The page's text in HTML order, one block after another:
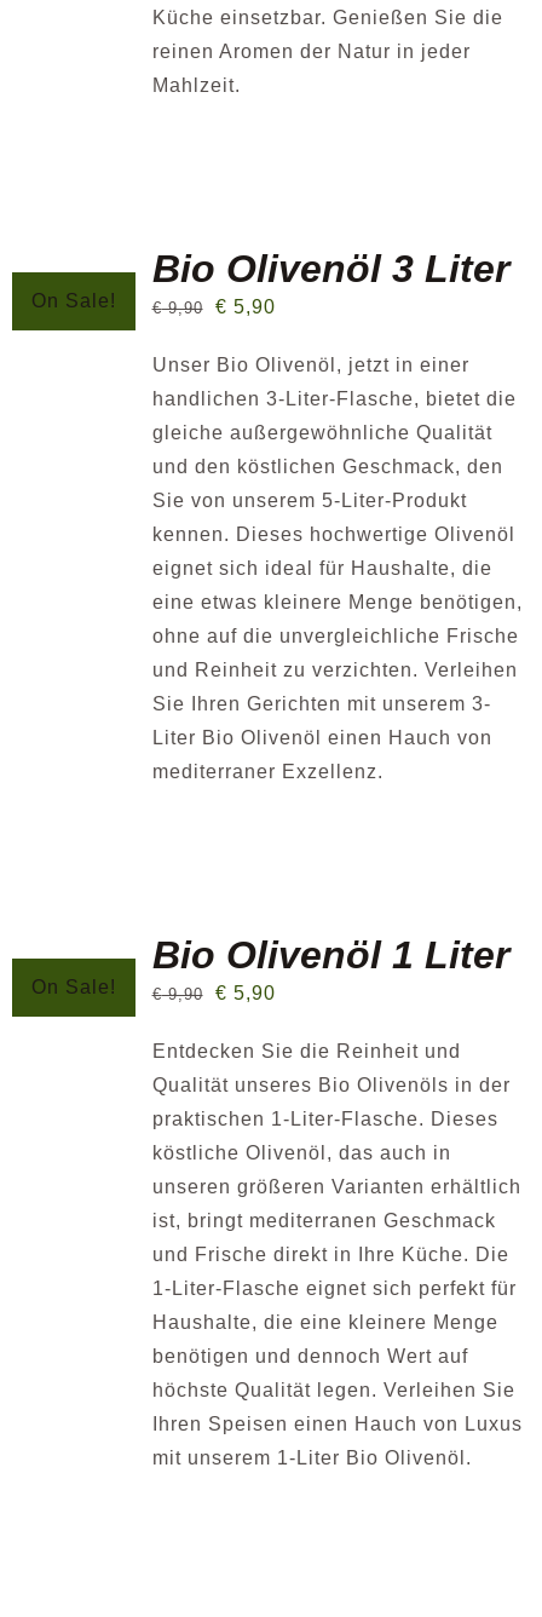
Küche einsetzbar. Genießen Sie die
reinen Aromen der Natur in jeder
Mahlzeit.
On Sale!
Bio Olivenöl 3 Liter
€9,90 € 5,90
Unser Bio Olivenöl, jetzt in einer
handlichen 3-Liter-Flasche, bietet die
gleiche außergewöhnliche Qualität
und den köstlichen Geschmack, den
Sie von unserem 5-Liter-Produkt
kennen. Dieses hochwertige Olivenöl
eignet sich ideal für Haushalte, die
eine etwas kleinere Menge benötigen,
ohne auf die unvergleichliche Frische
und Reinheit zu verzichten. Verleihen
Sie Ihren Gerichten mit unserem 3-
Liter Bio Olivenöl einen Hauch von
mediterraner Exzellenz.
On Sale!
Bio Olivenöl 1 Liter
€9,90 € 5,90
Entdecken Sie die Reinheit und
Qualität unseres Bio Olivenöls in der
praktischen 1-Liter-Flasche. Dieses
köstliche Olivenöl, das auch in
unseren größeren Varianten erhältlich
ist, bringt mediterranen Geschmack
und Frische direkt in Ihre Küche. Die
1-Liter-Flasche eignet sich perfekt für
Haushalte, die eine kleinere Menge
benötigen und dennoch Wert auf
höchste Qualität legen. Verleihen Sie
Ihren Speisen einen Hauch von Luxus
mit unserem 1-Liter Bio Olivenöl.